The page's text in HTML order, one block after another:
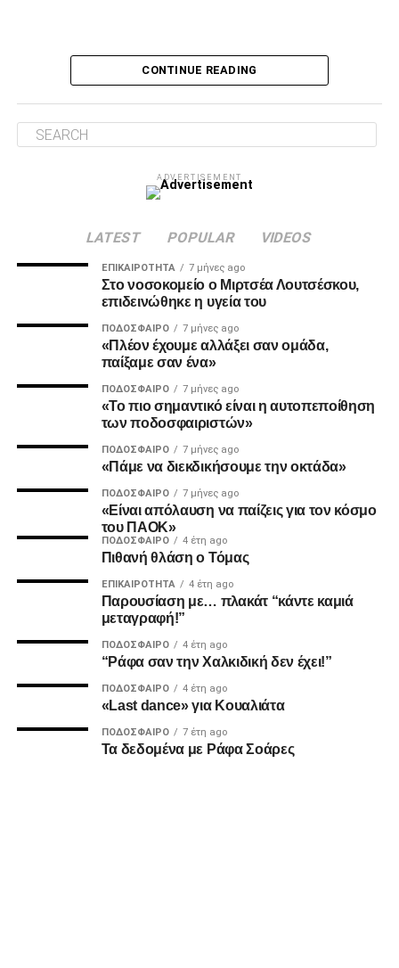
κλειστή του γωνία, μετά από σουτ του Ζίβκοβιτς και στην
Το πολυπόθητο γκολ για τον ΠΑΟΚ ήρθε, τελικά, στο 87′.
κεφαλιά ακριβείας έστειλε τη μπάλα στο βάθος της εστίας
Ο Καμαρά έκρινε ακόμη ένα ματς του ΠΑΟΚ τη φετινή
σεζόν με κεφαλιά, μετά τα σημαντικά γκολ του κόντρα σε
Ατρόμητο και Λεβαδειακό.
Ο Τσακαλίδης δεν ήρθε αντιμέτωπος με κάποια δύσκολη
φάση. Καταλόγισε στο 21’ χωρίς δεύτερη σκέψη το
πέναλτι υπέρ του Παναιτωλικού για μαρκάρισμα του
Μιχαηλίδη και έβγαλε συνολικά από το τσεπάκι του επτά
ADVERTISEMENT
CONTINUE READING
ADVERTISEMENT
LATEST POPULAR VIDEOS
ΕΠΙΚΑΙΡΌΤΗΤΑ 7 μήνες ago
Στο νοσοκομείο ο Μιρτσέα Λουτσέσκου,
επιδεινώθηκε η υγεία του
ΠΟΔΌΣΦΑΙΡΟ 7 μήνες ago
«Πλέον έχουμε αλλάξει σαν ομάδα,
παίξαμε σαν ένα»
ΠΟΔΌΣΦΑΙΡΟ 7 μήνες ago
«Το πιο σημαντικό είναι η αυτοπεποίθηση
των ποδοσφαιριστών»
ΠΟΔΌΣΦΑΙΡΟ 7 μήνες ago
«Πάμε να διεκδικήσουμε την οκτάδα»
ΠΟΔΌΣΦΑΙΡΟ 7 μήνες ago
«Είναι απόλαυση να παίζεις για τον κόσμο
του ΠΑΟΚ»
ΠΟΔΌΣΦΑΙΡΟ 4 έτη ago
Πιθανή θλάση ο Τόμας
ΕΠΙΚΑΙΡΌΤΗΤΑ 4 έτη ago
Παρουσίαση με… πλακάτ “κάντε καμιά
μεταγραφή!”
ΠΟΔΌΣΦΑΙΡΟ 4 έτη ago
“Ράφα σαν την Χαλκιδική δεν έχει!”
ΠΟΔΌΣΦΑΙΡΟ 4 έτη ago
«Last dance» για Κουαλιάτα
ΠΟΔΌΣΦΑΙΡΟ 7 έτη ago
Τα δεδομένα με Ράφα Σοάρες